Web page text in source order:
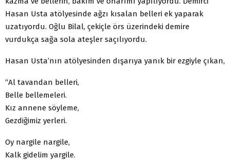
Hasan Usta atölyesinde ağzı kısalan belleri ek yaparak
uzatıyordu. Oğlu Bilal, çekiçle örs üzerindeki demire
vurdukça sağa sola ateşler saçılıyordu.
Hasan Usta’nın atölyesinden dışarıya yanık bir ezgiyle çıkan,
“Al tavandan belleri,
Belle bellemeleri.
Kız annene söyleme,
Gezdiğimiz yerleri.
Oy nargile nargile,
Kalk gidelim yargile.